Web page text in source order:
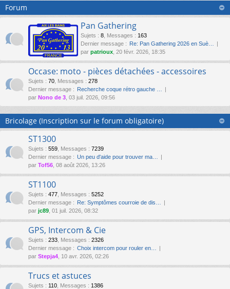
m
s on
eg
ist
Forum
Pan Gathering
Sujets : 8 Messages : 163
Dernier message : Re: Pan Gathering 2026 en Suè…
par patrioux , 20 févr. 2026, 18:35
Occase: moto - pièces détachées - accessoires
Sujets : 70 Messages : 278
Dernier message : Recherche coque rétro gauche …
par Nono de 3 , 03 juil. 2026, 09:56
Bricolage (Inscription sur le forum obligatoire)
ST1300
Sujets : 559 Messages : 7239
Dernier message : Un peu d'aide pour trouver ma…
par Tof56 , 08 août 2026, 13:26
ST1100
Sujets : 477 Messages : 5252
Dernier message : Re: Symptômes courroie de dis…
par jc89 , 01 juil. 2026, 08:32
GPS, Intercom & Cie
Sujets : 233 Messages : 2326
Dernier message : Choix intercom pour rouler en…
par Stepja4 , 10 avr. 2026, 02:26
Trucs et astuces
Sujets : 110 Messages : 1386